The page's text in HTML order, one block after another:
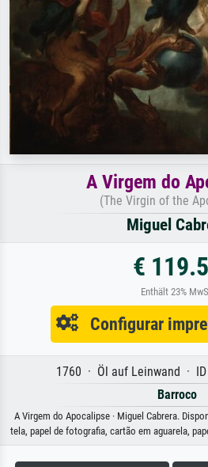
A Virgem do
(The Virgin of the
Miguel
€
Enthält 23%
Configurar
1760 · Öl auf Leinwand ·
Barroco
A Virgem do Apocalipse · Miguel Cabrera.
tela, papel de fotografia, cartão em aguarela,